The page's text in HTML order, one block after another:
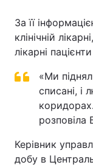
За її
клінічній
лікарні
«Ми
списані, і
розповіла
Керівник
добу в